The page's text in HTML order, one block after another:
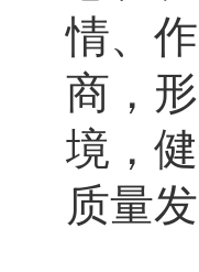
情、
商，
境，
质量